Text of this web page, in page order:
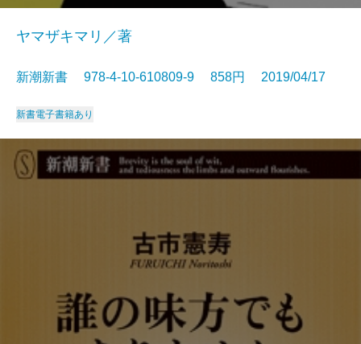
ヤマザキマリ／著
新潮新書 978-4-10-610809-9 858円 2019/04/17
新書電子書籍あり